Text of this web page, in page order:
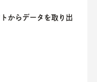
からデータを取り出